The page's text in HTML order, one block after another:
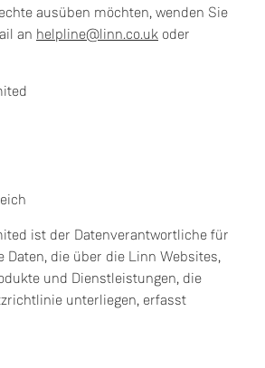
ausüben möchten, wenden Sie
an helpline@linn.co.uk oder
ist der Datenverantwortliche für
Daten, die über die Linn Websites,
und Dienstleistungen, die
unterliegen, erfasst